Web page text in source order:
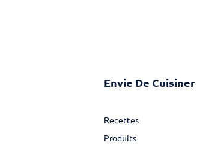
Envie De Cuisiner
Recettes
Produits